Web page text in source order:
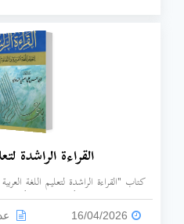
القراءة الراشدة
كتاب "القراءة الراشدة لتعليم اللغة
كلاسيكي شهير من تأليف العلامة
الكتاب خصيصاً لطلاب المدارس
16/04/2026